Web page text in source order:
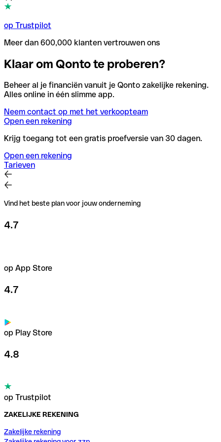
op Trustpilot
Meer dan 600,000 klanten vertrouwen ons
Klaar om Qonto te proberen?
Beheer al je financiën vanuit je Qonto zakelijke rekening.
Alles online in één slimme app.
Neem contact op met het verkoopteam
Open een rekening
Krijg toegang tot een gratis proefversie van 30 dagen.
Open een rekening
Tarieven
Vind het beste plan voor jouw onderneming
4.7
op App Store
4.7
op Play Store
4.8
op Trustpilot
ZAKELIJKE REKENING
Zakelijke rekening